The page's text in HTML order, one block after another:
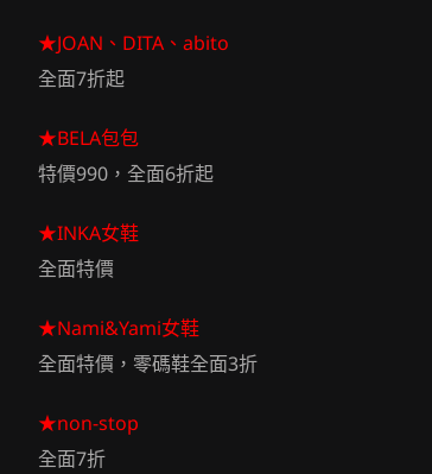
★JOAN、DITA、abito
全面7折起
★BELA包包
特價990，全面6折起
★INKA女鞋
全面特價
★Nami&Yami女鞋
全面特價，零碼鞋全面3折
★non-stop
全面7折